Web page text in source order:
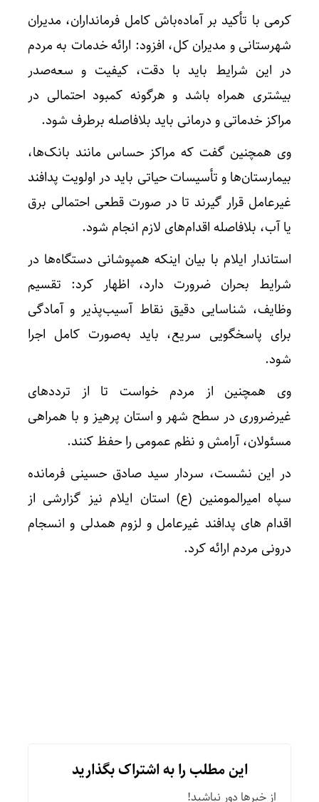
کرمی با تأکید بر آماده‌باش کامل فرمانداران، مدیران
شهرستانی و مدیران کل، افزود: ارائه خدمات به مردم
در این شرایط باید با دقت، کیفیت و سعه‌صدر
بیشتری همراه باشد و هرگونه کمبود احتمالی در
مراکز خدماتی و درمانی باید بلافاصله برطرف شود.
وی همچنین گفت که مراکز حساس مانند بانک‌ها،
بیمارستان‌ها و تأسیسات حیاتی باید در اولویت پدافند
غیرعامل قرار گیرند تا در صورت قطعی احتمالی برق
یا آب، بلافاصله اقدام‌های لازم انجام شود.
استاندار ایلام با بیان اینکه همپوشانی دستگاه‌ها در
شرایط بحران ضرورت دارد، اظهار کرد: تقسیم
وظایف، شناسایی دقیق نقاط آسیب‌پذیر و آمادگی
برای پاسخگویی سریع، باید به‌صورت کامل اجرا
شود.
وی همچنین از مردم خواست تا از ترددهای
غیرضروری در سطح شهر و استان پرهیز و با همراهی
مسئولان، آرامش و نظم عمومی را حفظ کنند.
در این نشست، سردار سید صادق حسینی فرمانده
سپاه امیرالمومنین (ع) استان ایلام نیز گزارشی از
اقدام های پدافند غیرعامل و لزوم همدلی و انسجام
درونی مردم ارائه کرد.
این مطلب را به اشتراک بگذارید
از خبرها دور نباشید!